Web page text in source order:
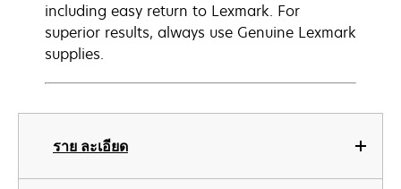
ราย ละเอียด
including easy return to Lexmark. For
superior results, always use Genuine Lexmark
supplies.